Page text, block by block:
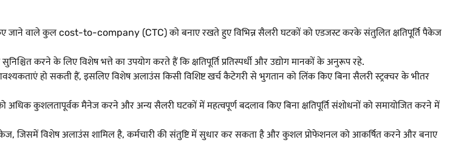
जाने वाले कुल cost-to-company (CTC) को बनाए रखते हुए विभिन्न सैलरी घटकों को एडजस्ट करके संतुलित क्षतिपूर्ति पैकेज
करने के लिए विशेष भत्ते का उपयोग करते हैं कि क्षतिपूर्ति प्रतिस्पर्धी और उद्योग मानकों के अनुरूप रहे.
हो सकती हैं, इसलिए विशेष अलाउंस किसी विशिष्ट खर्च कैटेगरी से भुगतान को लिंक किए बिना सैलरी स्ट्रक्चर के भीतर
कुशलतापूर्वक मैनेज करने और अन्य सैलरी घटकों में महत्वपूर्ण बदलाव किए बिना क्षतिपूर्ति संशोधनों को समायोजित करने में
जिसमें विशेष अलाउंस शामिल है, कर्मचारी की संतुष्टि में सुधार कर सकता है और कुशल प्रोफेशनल को आकर्षित करने और बनाए